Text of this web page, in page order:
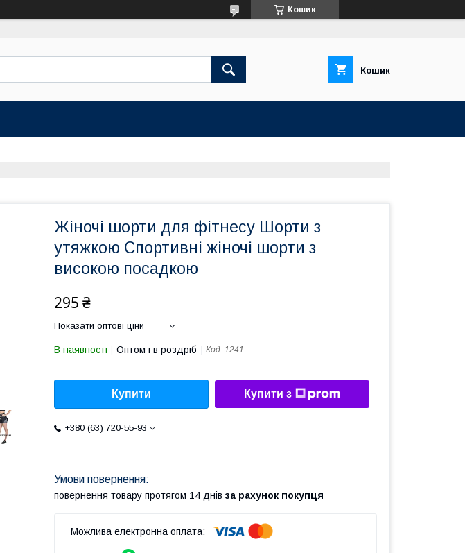
Кошик
Кошик
Жіночі шорти для фітнесу Шорти з
утяжкою Спортивні жіночі шорти з
високою посадкою
295 ₴
Показати оптові ціни
В наявності Оптом і в роздріб Код: 1241
Купити Купити з
+380 (63) 720-55-93
повернення товару протягом 14 днів за рахунок покупця